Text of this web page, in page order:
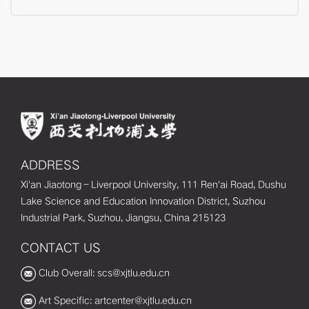
ADDRESS
Xi'an Jiaotong–Liverpool University, 111 Ren'ai Road, Dushu
Lake Science and Education Innovation District, Suzhou
Industrial Park, Suzhou, Jiangsu, China 215123
CONTACT US
Club Overall: scs@xjtlu.edu.cn
Art Specific: artcenter@xjtlu.edu.cn